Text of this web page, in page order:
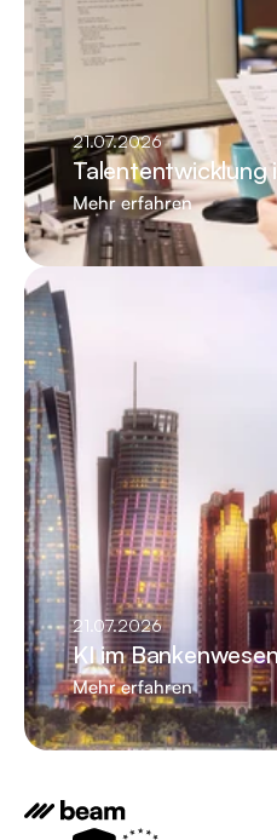
21.07.2026
Talententwicklung
Mehr erfahren
21.07.2026
KI im
Mehr erfahren